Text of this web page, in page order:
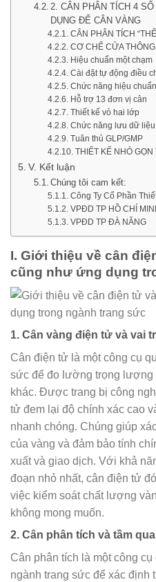
2. CÂN PHÂN TÍCH 4
DỤNG ĐỂ CÂN VÀNG
CÂN PHÂN TÍCH
CƠ CHẾ CỬA
Hiệu chuẩn một chạm
Cài đặt tự động điều
Chức năng hiệu
Hỗ trợ 13 đơn vị cân
Thiết kế vỏ hai lớp
Chức năng lưu dữ liệu
Tuân thủ GLP/GMP
THIẾT KẾ NHỎ GỌN
V. Kết luận
Chúng tôi cam kết:
Công Ty Cổ Phần
VPĐD TP HỒ CHÍ
VPĐD TP ĐÀ NẴNG
I. Giới thiệu về cân
cũng như ứng dụng
1. Cân vàng điện tử và vai
Cân điện tử là một công cụ
sức để đo lường trọng lượng
khác. Được trang bị công
tử đem lại độ chính xác cao
nhanh chóng. Chúng giúp
của vàng và đảm bảo tính
xuất và giao dịch. Với khả
đoạn nhỏ nhất, cân điện tử
việc kiểm soát chất lượng
không mong muốn.
2. Cân phân tích và tầm
Cân phân tích là một công
ngành trang sức để xác định